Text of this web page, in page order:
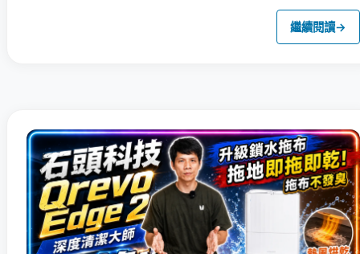
繼續閱讀→